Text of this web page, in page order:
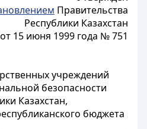
Правительства
Республики Казахстан
от 15 июня 1999 года № 751
учреждений
безопасности
Казахстан,
бюджета